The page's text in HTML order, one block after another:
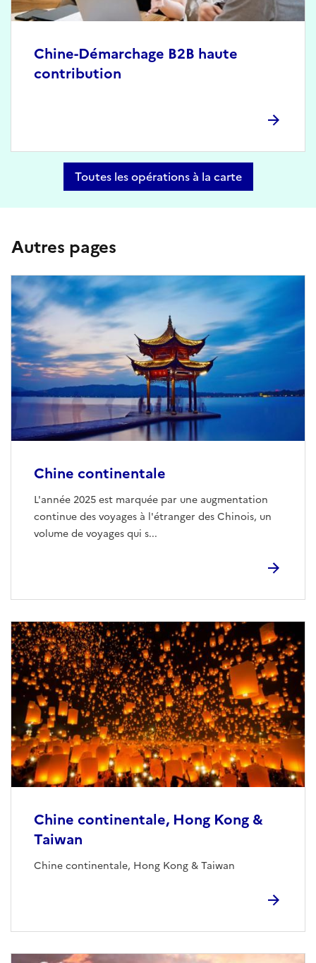
Chine-Démarchage B2B haute
contribution
Toutes les opérations à la carte
Autres pages
Chine continentale
L'année 2025 est marquée par une augmentation
continue des voyages à l'étranger des Chinois, un
volume de voyages qui s...
Chine continentale, Hong Kong &
Taiwan
Chine continentale, Hong Kong & Taiwan